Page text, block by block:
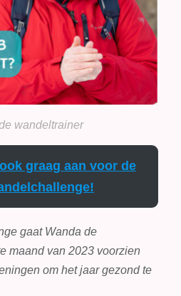
wandeltrainer
graag aan voor de
gaat Wanda de
maand van 2023 voorzien
om het jaar gezond te